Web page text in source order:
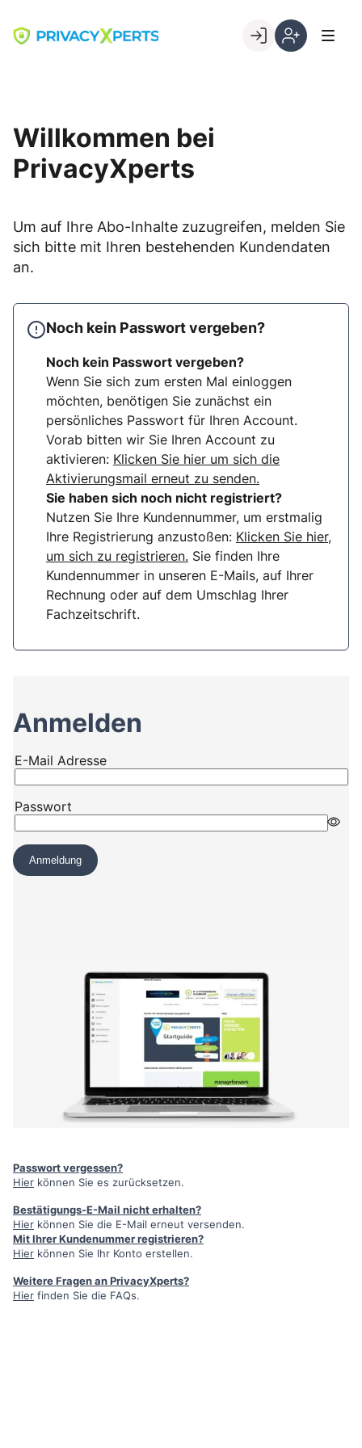
content
Go to landing page.
Willkommen bei
PrivacyXperts
Um auf Ihre Abo-Inhalte zuzugreifen, melden Sie
sich bitte mit Ihren bestehenden Kundendaten
an.
Noch kein Passwort vergeben?
Noch kein Passwort vergeben?
Wenn Sie sich zum ersten Mal einloggen
möchten, benötigen Sie zunächst ein
persönliches Passwort für Ihren Account.
Vorab bitten wir Sie Ihren Account zu
aktivieren: Klicken Sie hier um sich die
Aktivierungsmail erneut zu senden.
Sie haben sich noch nicht registriert?
Nutzen Sie Ihre Kundennummer, um erstmalig
Ihre Registrierung anzustoßen: Klicken Sie hier,
um sich zu registrieren. Sie finden Ihre
Kundennummer in unseren E-Mails, auf Ihrer
Rechnung oder auf dem Umschlag Ihrer
Fachzeitschrift.
Anmelden
Passwort vergessen?
Hier können Sie es zurücksetzen.
Bestätigungs-E-Mail nicht erhalten?
Hier können Sie die E-Mail erneut versenden.
Mit Ihrer Kundenummer registrieren?
Hier können Sie Ihr Konto erstellen.
Weitere Fragen an PrivacyXperts?
Hier finden Sie die FAQs.